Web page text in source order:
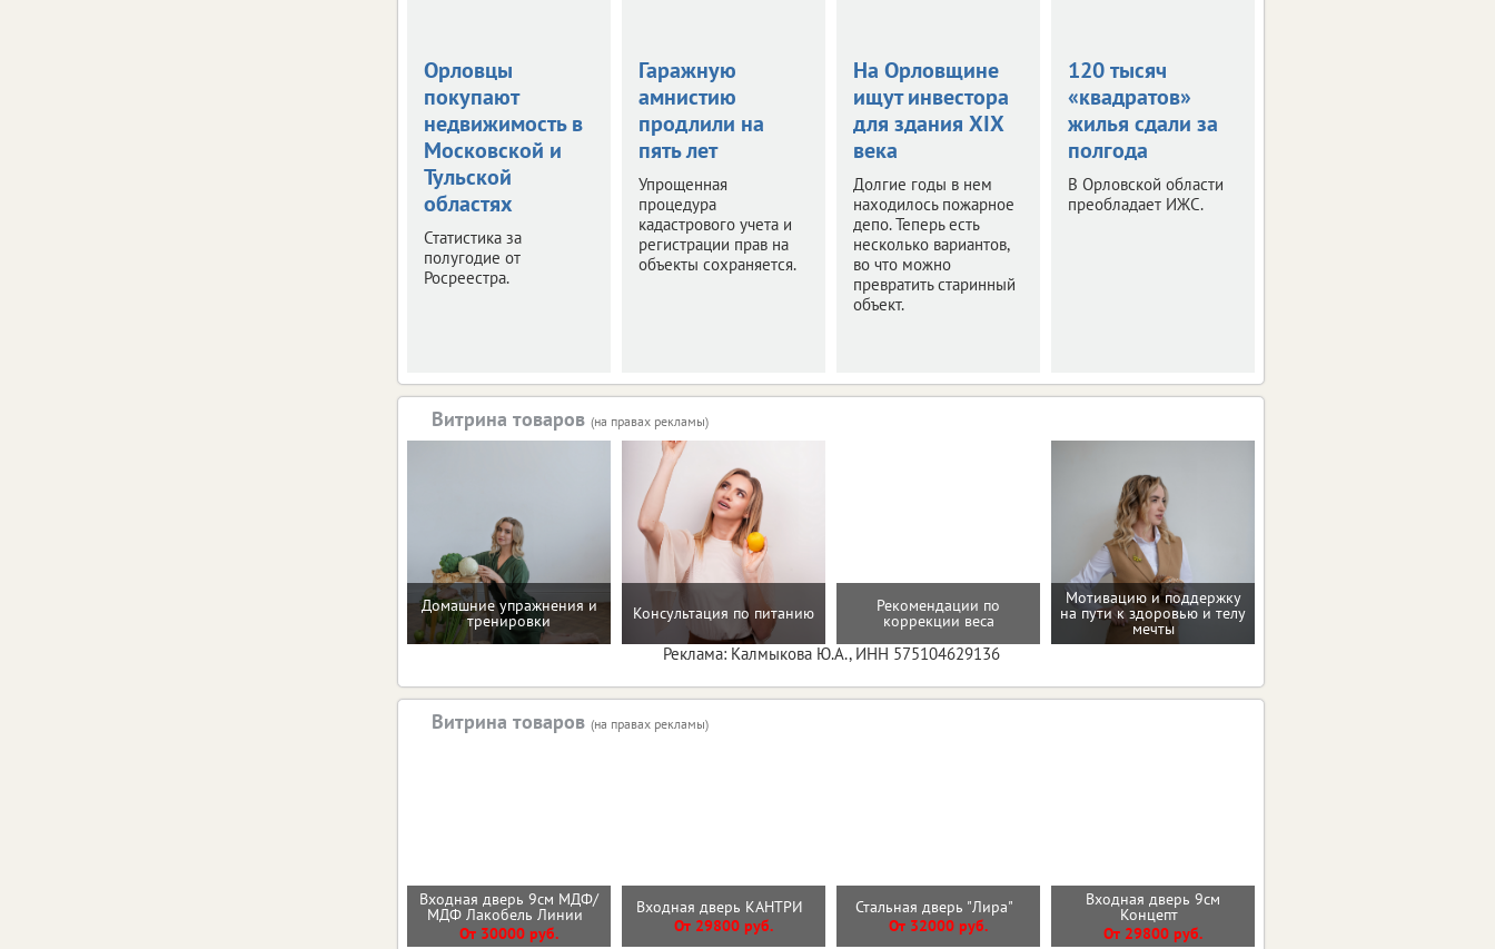
Орловцы
покупают
недвижимость в
Московской и
Тульской
областях
Статистика за
полугодие от
Росреестра.
Гаражную
амнистию
продлили на
пять лет
Упрощенная
процедура
кадастрового учета и
регистрации прав на
объекты сохраняется.
На Орловщине
ищут инвестора
для здания XIX
века
Долгие годы в нем
находилось пожарное
депо. Теперь есть
несколько вариантов,
во что можно
превратить старинный
объект.
120 тысяч
«квадратов»
жилья сдали за
полгода
В Орловской области
преобладает ИЖС.
Витрина товаров (на правах рекламы)
Домашние упражнения и
тренировки Консультация по питанию Рекомендации по
коррекции веса
Мотивацию и поддержку
на пути к здоровью и телу
мечты
Реклама: Калмыкова Ю.А., ИНН 575104629136
Витрина товаров (на правах рекламы)
Входная дверь 9см МДФ/
МДФ Лакобель Линии
От 30000 руб.
Входная дверь КАНТРИ
От 29800 руб.
Стальная дверь "Лира"
От 32000 руб.
Входная дверь 9см
Концепт
От 29800 руб.